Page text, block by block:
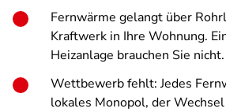
Fernwärme gelangt über
Kraftwerk in Ihre Wohnung.
Heizanlage brauchen Sie nicht.
Wettbewerb fehlt: Jedes
lokales Monopol, der